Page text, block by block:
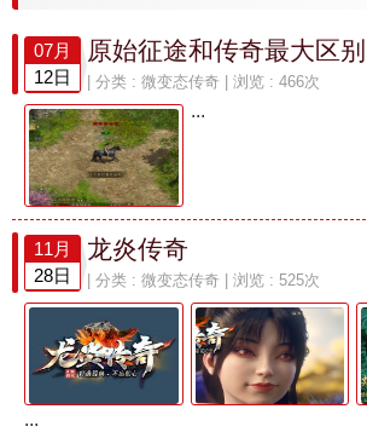
07月
12日
| 分类 : 微变态传奇 | 浏览 : 466次
...
11月
28日
龙炎传奇
| 分类 : 微变态传奇 | 浏览 : 525次
...